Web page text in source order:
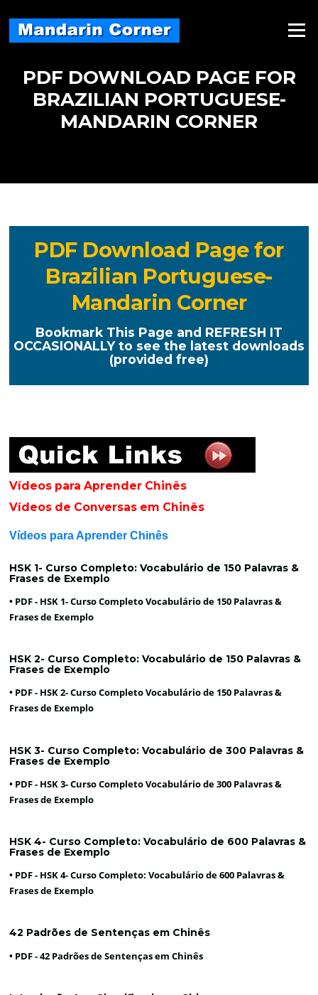
content
Menu
PDF DOWNLOAD PAGE FOR
BRAZILIAN PORTUGUESE-
MANDARIN CORNER
PDF Download Page for
Brazilian Portuguese-
Mandarin Corner
Bookmark This Page and REFRESH IT
OCCASIONALLY to see the latest downloads
(provided free)
Vídeos para Aprender Chinês
Vídeos de Conversas em Chinês
Vídeos para Aprender Chinês
HSK 1- Curso Completo: Vocabulário de 150 Palavras &
Frases de Exemplo
• PDF - HSK 1- Curso Completo Vocabulário de 150 Palavras &
Frases de Exemplo
HSK 2- Curso Completo: Vocabulário de 150 Palavras &
Frases de Exemplo
• PDF - HSK 2- Curso Completo Vocabulário de 150 Palavras &
Frases de Exemplo
HSK 3- Curso Completo: Vocabulário de 300 Palavras &
Frases de Exemplo
• PDF - HSK 3- Curso Completo Vocabulário de 300 Palavras &
Frases de Exemplo
HSK 4- Curso Completo: Vocabulário de 600 Palavras &
Frases de Exemplo
• PDF - HSK 4- Curso Completo: Vocabulário de 600 Palavras &
Frases de Exemplo
42 Padrões de Sentenças em Chinês
• PDF -42 Padrões de Sentenças em Chinês